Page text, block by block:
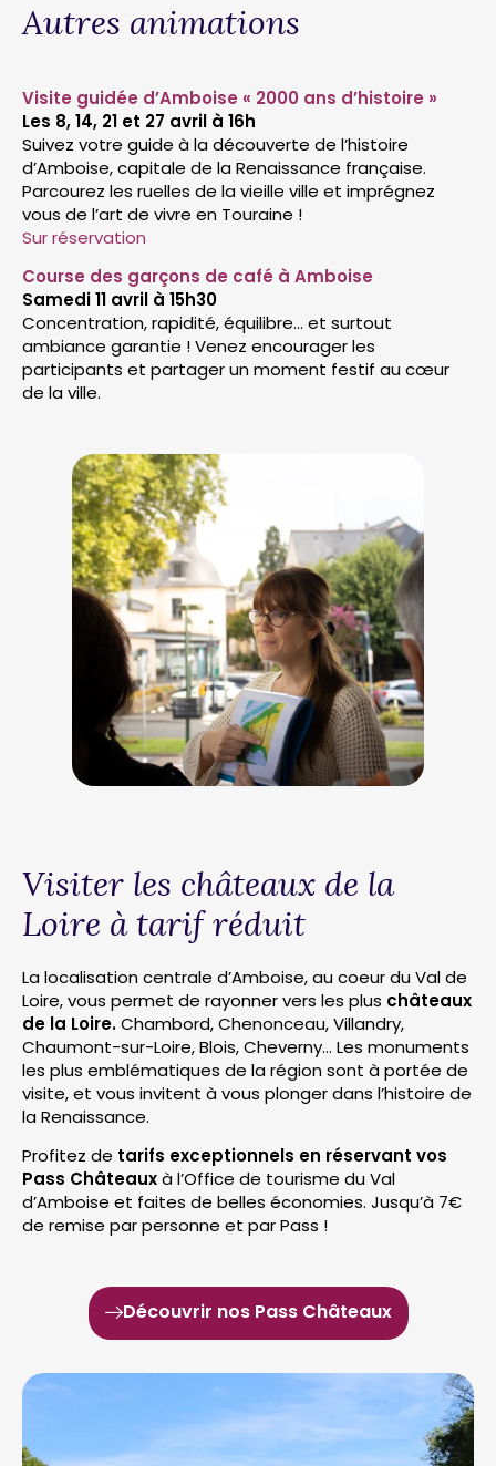
Autres animations
Visite guidée d’Amboise « 2000 ans d’histoire »
Les 8, 14, 21 et 27 avril à 16h
Suivez votre guide à la découverte de l’histoire
d’Amboise, capitale de la Renaissance française.
Parcourez les ruelles de la vieille ville et imprégnez
vous de l’art de vivre en Touraine !
Sur réservation
Course des garçons de café à Amboise
Samedi 11 avril à 15h30
Concentration, rapidité, équilibre… et surtout
ambiance garantie ! Venez encourager les
participants et partager un moment festif au cœur
de la ville.
Visiter les châteaux de la
Loire à tarif réduit
La localisation centrale d’Amboise, au coeur du Val de
Loire, vous permet de rayonner vers les plus châteaux
de la Loire.Chambord, Chenonceau, Villandry,
Chaumont-sur-Loire, Blois, Cheverny… Les monuments
les plus emblématiques de la région sont à portée de
visite, et vous invitent à vous plonger dans l’histoire de
la Renaissance.
Profitez de tarifs exceptionnels en réservant vos
Pass Châteauxà l’Office de tourisme du Val
d’Amboise et faites de belles économies. Jusqu’à 7€
de remise par personne et par Pass !
Découvrir nos Pass Châteaux